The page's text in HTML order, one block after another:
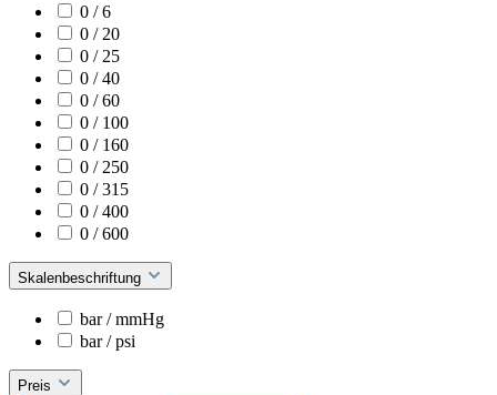
0 / 6
0 / 20
0 / 25
0 / 40
0 / 60
0 / 100
0 / 160
0 / 250
0 / 315
0 / 400
0 / 600
Skalenbeschriftung
bar / mmHg
bar / psi
Preis